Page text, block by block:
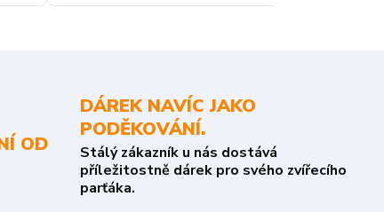
OD
DÁREK NAVÍC JAKO
PODĚKOVÁNÍ.
Stálý zákazník u nás dostává
příležitostně dárek pro svého zvířecího
parťáka.